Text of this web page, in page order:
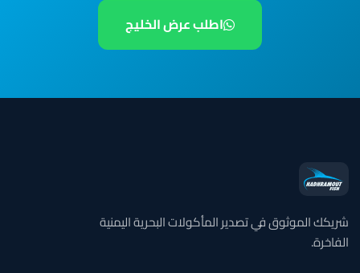
اطلب عرض الخليج
شريكك الموثوق في تصدير المأكولات البحرية اليمنية
الفاخرة.